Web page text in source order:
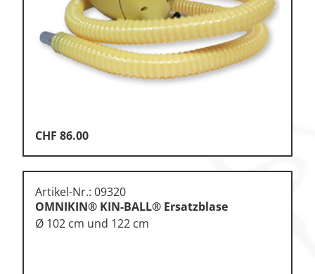
CHF 86.00
Artikel-Nr.: 09320
OMNIKIN® KIN-BALL® Ersatzblase
Ø 102 cm und 122 cm